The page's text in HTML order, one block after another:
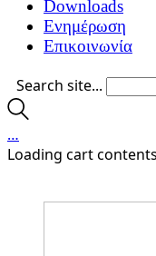
Downloads
Ενημέρωση
Επικοινωνία
Search site...
…
Loading cart